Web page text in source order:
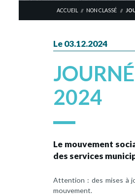
ACCUEIL // NON CLASSÉ //
Le 03.12.2024
2024
Le mouvement
des services
Attention : des mises à
mouvement.